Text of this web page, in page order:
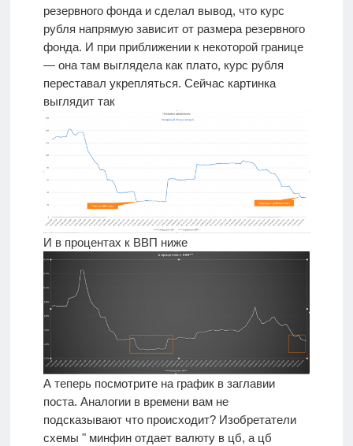
резервного фонда и сделал вывод, что курс
рубля напрямую зависит от размера резервного
фонда. И при приближении к некоторой границе
— она там выглядела как плато, курс рубля
переставал укрепляться. Сейчас картинка
выглядит так
И в процентах к ВВП ниже
А теперь посмотрите на график в заглавии
поста. Аналогии в времени вам не
подсказывают что происходит? Изобретатели
схемы " минфин отдает валюту в цб, а цб